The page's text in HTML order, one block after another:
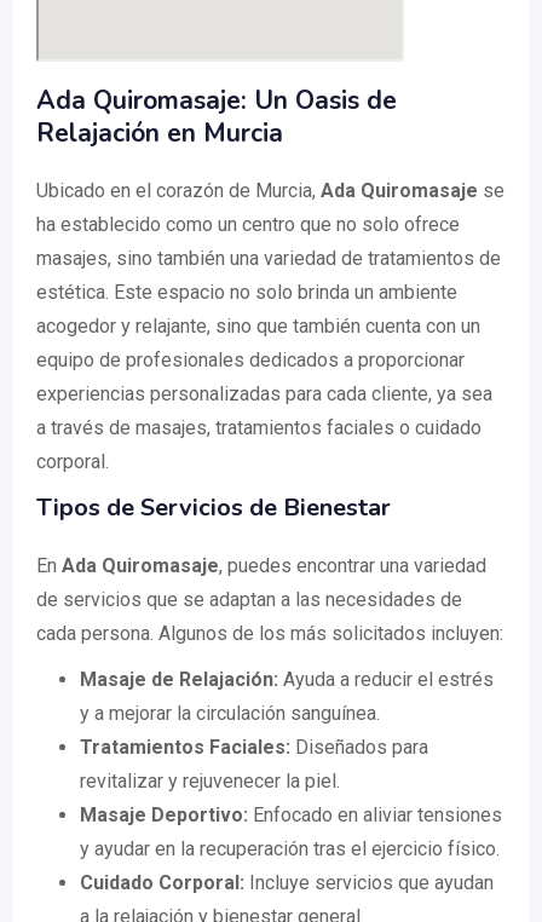
Ada Quiromasaje: Un Oasis de
Relajación en Murcia
Ubicado en el corazón de Murcia, Ada Quiromasaje se
ha establecido como un centro que no solo ofrece
masajes, sino también una variedad de tratamientos de
estética. Este espacio no solo brinda un ambiente
acogedor y relajante, sino que también cuenta con un
equipo de profesionales dedicados a proporcionar
experiencias personalizadas para cada cliente, ya sea
a través de masajes, tratamientos faciales o cuidado
corporal.
Tipos de Servicios de Bienestar
En Ada Quiromasaje, puedes encontrar una variedad
de servicios que se adaptan a las necesidades de
cada persona. Algunos de los más solicitados incluyen:
Masaje de Relajación: Ayuda a reducir el estrés
y a mejorar la circulación sanguínea.
Tratamientos Faciales: Diseñados para
revitalizar y rejuvenecer la piel.
Masaje Deportivo: Enfocado en aliviar tensiones
y ayudar en la recuperación tras el ejercicio físico.
Cuidado Corporal: Incluye servicios que ayudan
a la relajación y bienestar general.